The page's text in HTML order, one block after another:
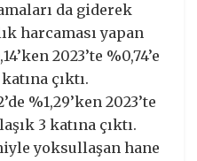
da giderek
harcaması yapan
2023’te %0,74’e
çıktı.
%1,29’ken 2023’te
3 katına çıktı.
yoksullaşan hane